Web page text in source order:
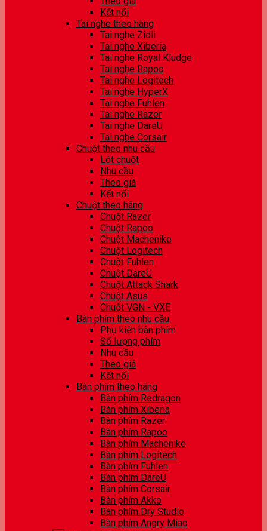
Kết nối
Tai nghe theo hãng
Tai nghe Zidli
Tai nghe Xiberia
Tai nghe Royal Kludge
Tai nghe Rapoo
Tai nghe Logitech
Tai nghe HyperX
Tai nghe Fuhlen
Tai nghe Razer
Tai nghe DareU
Tai nghe Corsair
Chuột theo nhu cầu
Lót chuột
Nhu cầu
Theo giá
Kết nối
Chuột theo hãng
Chuột Razer
Chuột Rapoo
Chuột Machenike
Chuột Logitech
Chuột Fuhlen
Chuột DareU
Chuột Attack Shark
Chuột Asus
Chuột VGN - VXE
Bàn phím theo nhu cầu
Phụ kiện bàn phím
Số lượng phím
Nhu cầu
Theo giá
Kết nối
Bàn phím theo hãng
Bàn phím Redragon
Bàn phím Xiberia
Bàn phím Razer
Bàn phím Rapoo
Bàn phím Machenike
Bàn phím Logitech
Bàn phím Fuhlen
Bàn phím DareU
Bàn phím Corsair
Bàn phím Akko
Bàn phím Dry Studio
Bàn phím Angry Miao